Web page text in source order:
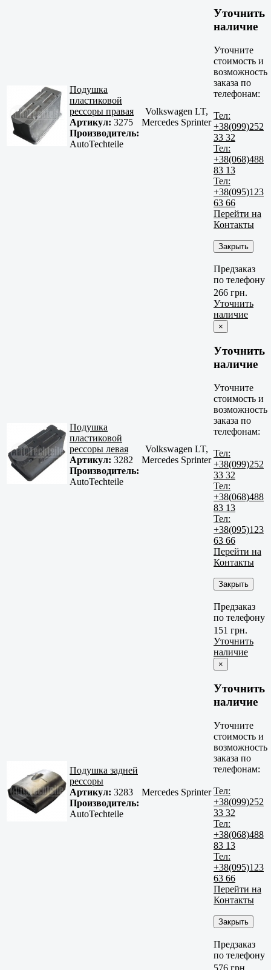
Подушка
пластиковой
рессоры правая
Артикул: 3275
Производитель:
AutoTechteile
Volkswagen LT,
Mercedes Sprinter
Уточнить
наличие
Уточните
стоимость и
возможность
заказа по
телефонам:
Тел:
+38(099)252
33 32
Тел:
+38(068)488
83 13
Тел:
+38(095)123
63 66
Перейти на
Контакты
Закрыть
Предзаказ
по телефону
Подушка
пластиковой
рессоры левая
Артикул: 3282
Производитель:
AutoTechteile
Volkswagen LT,
Mercedes Sprinter
266 грн.
Уточнить
наличие
×
Уточнить
наличие
Уточните
стоимость и
возможность
заказа по
телефонам:
Тел:
+38(099)252
33 32
Тел:
+38(068)488
83 13
Тел:
+38(095)123
63 66
Перейти на
Контакты
Закрыть
Предзаказ
по телефону
Подушка задней
рессоры
Артикул: 3283
Производитель:
AutoTechteile
Mercedes Sprinter
151 грн.
Уточнить
наличие
×
Уточнить
наличие
Уточните
стоимость и
возможность
заказа по
телефонам:
Тел:
+38(099)252
33 32
Тел:
+38(068)488
83 13
Тел:
+38(095)123
63 66
Перейти на
Контакты
Закрыть
Предзаказ
по телефону